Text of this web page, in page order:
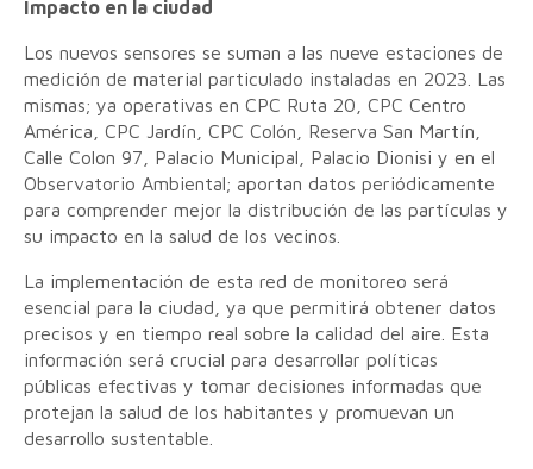
Impacto en la ciudad
Los nuevos sensores se suman a las nueve estaciones de
medición de material particulado instaladas en 2023. Las
mismas; ya operativas en CPC Ruta 20, CPC Centro
América, CPC Jardín, CPC Colón, Reserva San Martín,
Calle Colon 97, Palacio Municipal, Palacio Dionisi y en el
Observatorio Ambiental; aportan datos periódicamente
para comprender mejor la distribución de las partículas y
su impacto en la salud de los vecinos.
La implementación de esta red de monitoreo será
esencial para la ciudad, ya que permitirá obtener datos
precisos y en tiempo real sobre la calidad del aire. Esta
información será crucial para desarrollar políticas
públicas efectivas y tomar decisiones informadas que
protejan la salud de los habitantes y promuevan un
desarrollo sustentable.